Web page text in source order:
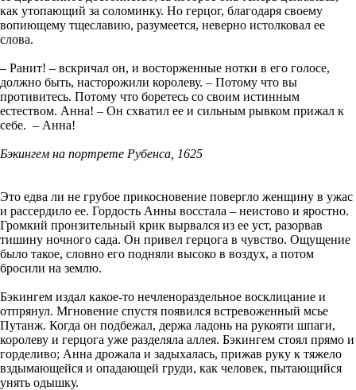
как утопающий за соломинку. Но герцог, благодаря своему
вопиющему тщеславию, разумеется, неверно истолковал ее
слова.
– Ранит! – вскричал он, и восторженные нотки в его голосе,
должно быть, насторожили королеву. – Потому что вы
противитесь. Потому что боретесь со своим истинным
естеством. Анна! – Он схватил ее и сильным рывком прижал к
себе. – Анна!
Бэкингем на портрете Рубенса, 1625
Это едва ли не грубое прикосновение повергло женщину в ужас
и рассердило ее. Гордость Анны восстала – неистово и яростно.
Громкий пронзительный крик вырвался из ее уст, разорвав
тишину ночного сада. Он привел герцога в чувство. Ощущение
было такое, словно его подняли высоко в воздух, а потом
бросили на землю.
Бэкингем издал какое-то нечленораздельное восклицание и
отпрянул. Мгновение спустя появился встревоженный мсье
Путанж. Когда он подбежал, держа ладонь на рукояти шпаги,
королеву и герцога уже разделяла аллея. Бэкингем стоял прямо и
горделиво; Анна дрожала и задыхалась, прижав руку к тяжело
вздымающейся и опадающей груди, как человек, пытающийся
унять одышку.